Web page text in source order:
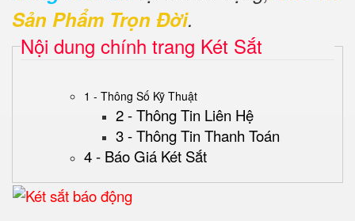
Sản Phẩm Trọn Đời.
Nội dung chính trang Két Sắt
1 - Thông Số Kỹ Thuật
2 - Thông Tin Liên Hệ
3 - Thông Tin Thanh Toán
4 - Báo Giá Két Sắt